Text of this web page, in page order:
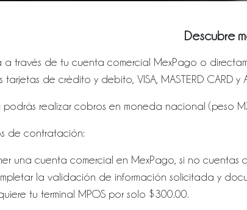
Descubre
a través de tu cuenta comercial MexPago o
de crédito y debito, VISA, MASTERD CARD y
realizar cobros en moneda nacional (peso
de contratación:
una cuenta comercial en MexPago, si no cuentas
la validación de información solicitada y
tu terminal MPOS por solo $300.00.